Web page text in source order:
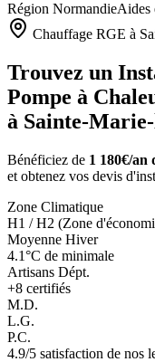
Région NormandieAides
Chauffage RGE à
Trouvez un
Pompe à
à Sainte-Marie-
Bénéficiez de 1 180€/an
et obtenez vos devis
Zone Climatique
H1 / H2 (Zone
Moyenne Hiver
4.1°C de minimale
Artisans Dépt.
+8 certifiés
M.D.
L.G.
P.C.
4.9/5 satisfaction de nos